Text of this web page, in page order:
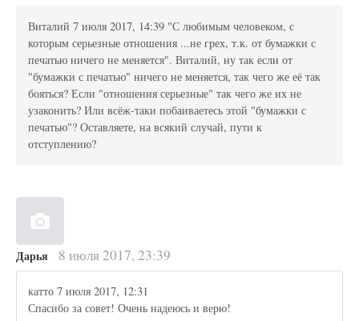
Виталий 7 июля 2017, 14:39 "С любимым человеком, с
которым серьезные отношения ...не грех, т.к. от бумажки с
печатью ничего не меняется". Виталий, ну так если от
"бумажки с печатью" ничего не меняется, так чего же её так
бояться? Если "отношения серьезные" так чего же их не
узаконить? Или всёж-таки побаиваетесь этой "бумажки с
печатью"? Оставляете, на всякий случай, пути к
отступлению?
Дарья 8 июля 2017, 23:39
катто 7 июля 2017, 12:31
Спасибо за совет! Очень надеюсь и верю!